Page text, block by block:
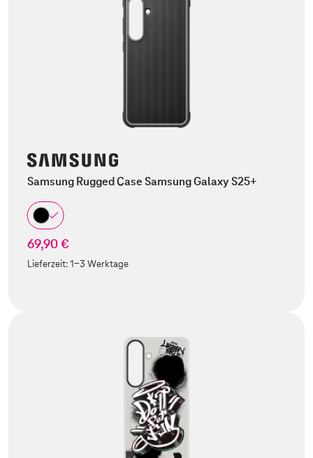
Samsung Rugged Case Samsung Galaxy S25+
69,90 €
Lieferzeit:1-3 Werktage